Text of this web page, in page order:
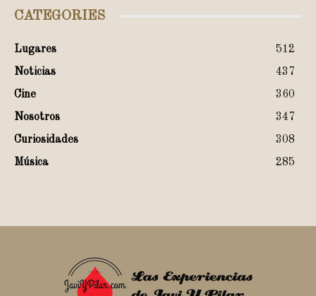
CATEGORIES
Lugares
512
Noticias
437
Cine
360
Nosotros
347
Curiosidades
308
Música
285